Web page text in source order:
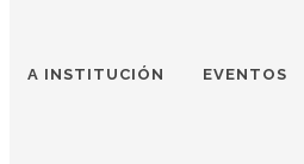
A INSTITUCIÓN EVENTOS